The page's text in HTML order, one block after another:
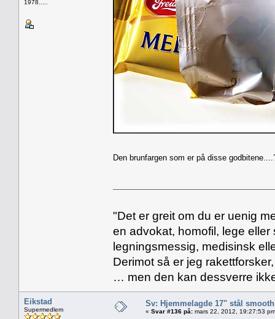
1978.....
Den brunfargen som er på disse
"Det er greit om du er uenig
en advokat, homofil, lege
legningsmessig, medisinsk
Derimot så er jeg
… men den kan dessverre
Eikstad
Supermedlem
Sv: Hjemmelagde 17" stål
« Svar #136 på: mars 22, 2012, 19:27:53